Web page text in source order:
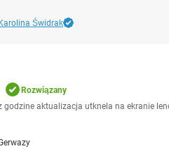
Świdrak
Rozwiązany
aktualizacja utknela na ekranie